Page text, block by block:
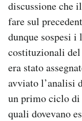
discussione che
fare sul
dunque sospesi
costituzionali
era stato
avviato l’analisi
un primo ciclo
quali dovevano